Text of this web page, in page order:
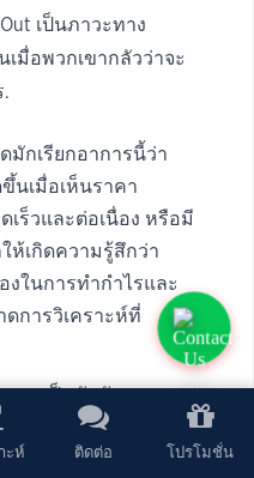
เป็นภาวะทาง
มื่อพวกเขากลัวว่าจะ
มักเรียกอาการนี้ว่า
นเมื่อเห็นราคา
ร็วและต่อเนื่อง หรือมี
ห้เกิดความรู้สึกว่า
ในการทำกำไรและ
การวิเคราะห์ที่
เป็นกับดักทาง
งในการเทรด
ะห์ ติดต่อ โปรโมชั่น